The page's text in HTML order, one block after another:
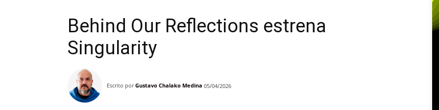
Behind Our Reflections estrena
Singularity
Escrito por Gustavo Chalako Medina 05/04/2026